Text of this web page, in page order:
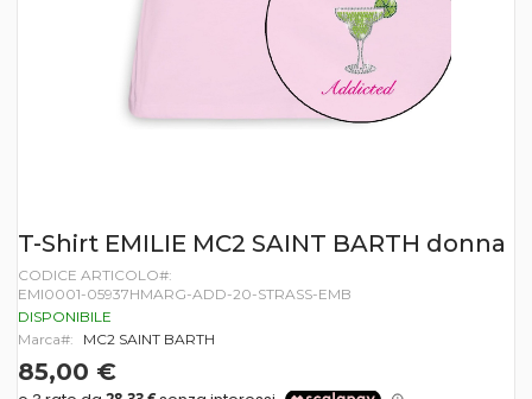
Vai
all'inizio
della
galleria
di
immagini
T-Shirt EMILIE MC2 SAINT BARTH donna
CODICE ARTICOLO
EMI0001-05937HMARG-ADD-20-STRASS-EMB
DISPONIBILE
Marca
MC2 SAINT BARTH
85,00 €